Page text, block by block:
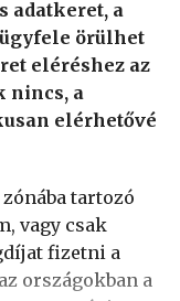
adatkeret, a
örülhet
eléréshez az
nincs, a
elérhetővé
tartozó
vagy csak
fizetni a
országokban a